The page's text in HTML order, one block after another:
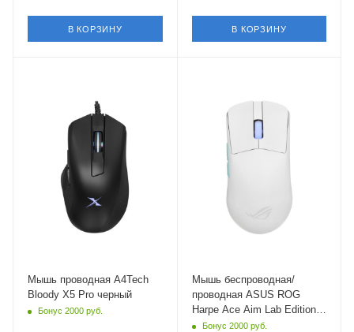
В КОРЗИНУ В КОРЗИНУ
Мышь проводная A4Tech
Bloody X5 Pro черный
Бонус 2000 руб.
Длина кабеля
Мышь беспроводная/
проводная ASUS ROG
Harpe Ace Aim Lab Edition
[90MP02W0-BMUA10]
Бонус 2000 руб.